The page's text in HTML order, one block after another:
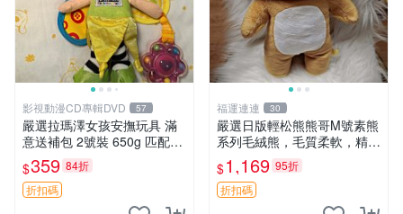
影視動漫CD專輯DVD 57
嚴選拉瑪澤女孩安撫玩具 滿
意送補包 2號裝 650g 匹配嬰
幼童舒壓好伴侶 女孩專用 安
心選擇 安撫玩偶 衝包 玩具
$359 84折
折扣碼
福運連連 30
嚴選日版輕松熊熊哥M號素熊
系列毛絨熊，毛質柔軟，精緻
可愛，尺寸35cm，保存狀態
優異。收藏或贈送皆為佳選。
中古 毛絨熊 毛玩偶
$1,169 95折
折扣碼